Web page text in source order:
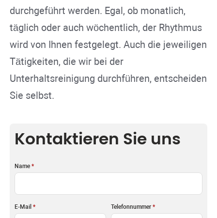
durchgeführt werden. Egal, ob monatlich,
täglich oder auch wöchentlich, der Rhythmus
wird von Ihnen festgelegt. Auch die jeweiligen
Tätigkeiten, die wir bei der
Unterhaltsreinigung durchführen, entscheiden
Sie selbst.
Kontaktieren Sie uns
Name *
E-Mail * Telefonnummer *